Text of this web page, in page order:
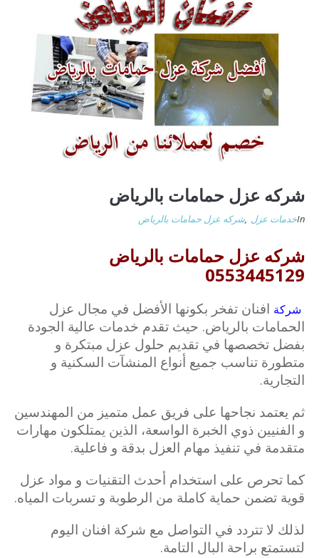
شركه عزل حمامات بالرياض
Inخدمات عزل ,شركه عزل حمامات بالرياض
شركه عزل حمامات بالرياض
0553445129
شركة افنان تفخر بكونها الأفضل في مجال عزل
الحمامات بالرياض. حيث تقدم خدمات عالية الجودة
بفضل تخصصها في تقديم حلول عزل مبتكرة و
متطورة تناسب جميع أنواع المنشآت السكنية و
التجارية.
ثم يعتمد نجاحها على فريق عمل متميز من المهندسين
و الفنيين ذوي الخبرة الواسعة، الذين يمتلكون مهارات
متقدمة في تنفيذ مهام العزل بدقة و فاعلية.
كما تحرص على استخدام أحدث التقنيات و مواد عزل
قوية تضمن حماية كاملة من الرطوبة و تسربات المياه.
لذلك لا تتردد في التواصل مع شركة افنان اليوم
لتستمتع براحة البال التامة.